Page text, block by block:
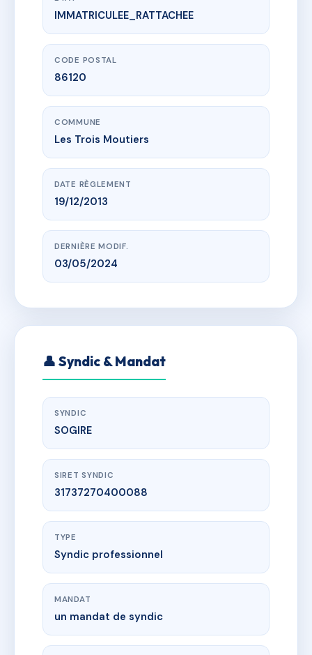
www.vme.plus/AC6667430
SDC MOTHE CHANDENIER HAM E
Route des trois moutiers
IMMATRICULEE_RATTACHEE
CODE POSTAL
86120
COMMUNE
Les Trois Moutiers
DATE RÈGLEMENT
19/12/2013
DERNIÈRE MODIF.
03/05/2024
👤 Syndic & Mandat
SYNDIC
SOGIRE
SIRET SYNDIC
31737270400088
TYPE
Syndic professionnel
MANDAT
un mandat de syndic